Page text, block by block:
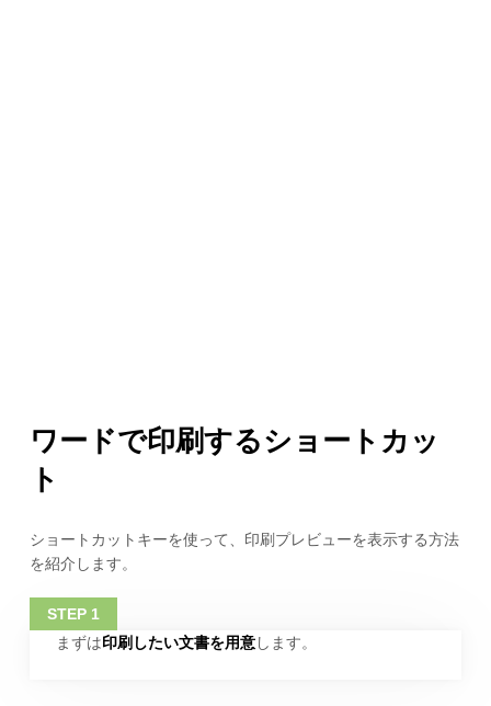
ワードで印刷するショートカッ
ト
ショートカットキーを使って、印刷プレビューを表示する方法
を紹介します。
まずは印刷したい文書を用意します。